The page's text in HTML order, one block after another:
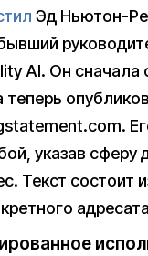
Эд Ньютон-
AI. Он сначала
теперь
указав сферу
Текст состоит